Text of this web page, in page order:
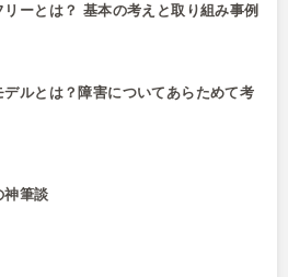
ーとは？ 基本の考えと取り組み事例
デルとは？障害についてあらためて考
神筆談